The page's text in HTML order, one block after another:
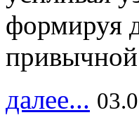
формируя
привычной
далее...